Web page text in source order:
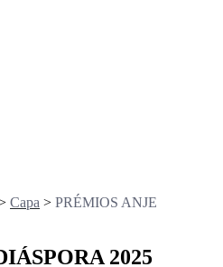
Capa > PRÉMIOS ANJE
2025